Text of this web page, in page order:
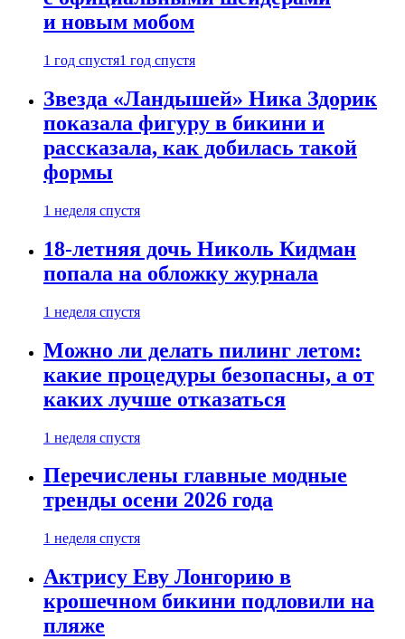
и новым мобом
1 год спустя1 год спустя
Звезда «Ландышей» Ника Здорик
показала фигуру в бикини и
рассказала, как добилась такой
формы
1 неделя спустя
18-летняя дочь Николь Кидман
попала на обложку журнала
1 неделя спустя
Можно ли делать пилинг летом:
какие процедуры безопасны, а от
каких лучше отказаться
1 неделя спустя
Перечислены главные модные
тренды осени 2026 года
1 неделя спустя
Актрису Еву Лонгорию в
крошечном бикини подловили на
пляже